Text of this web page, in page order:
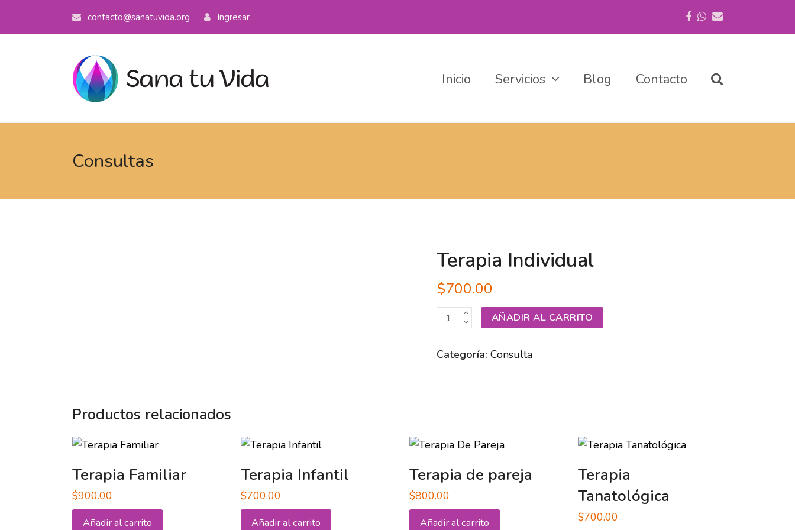
contacto@sanatuvida.org Ingresar Facebook
Whatsapp
Correo
electrónico
Inicio Servicios Blog Contacto
Consultas
Terapia Individual
$700.00
Terapia
Individual
cantidad
AÑADIR AL CARRITO
Categoría: Consulta
Productos relacionados
Terapia Familiar
$900.00
Añadir al carrito
Terapia Infantil
$700.00
Añadir al carrito
Terapia de pareja
$800.00
Añadir al carrito
Terapia
Tanatológica
$700.00